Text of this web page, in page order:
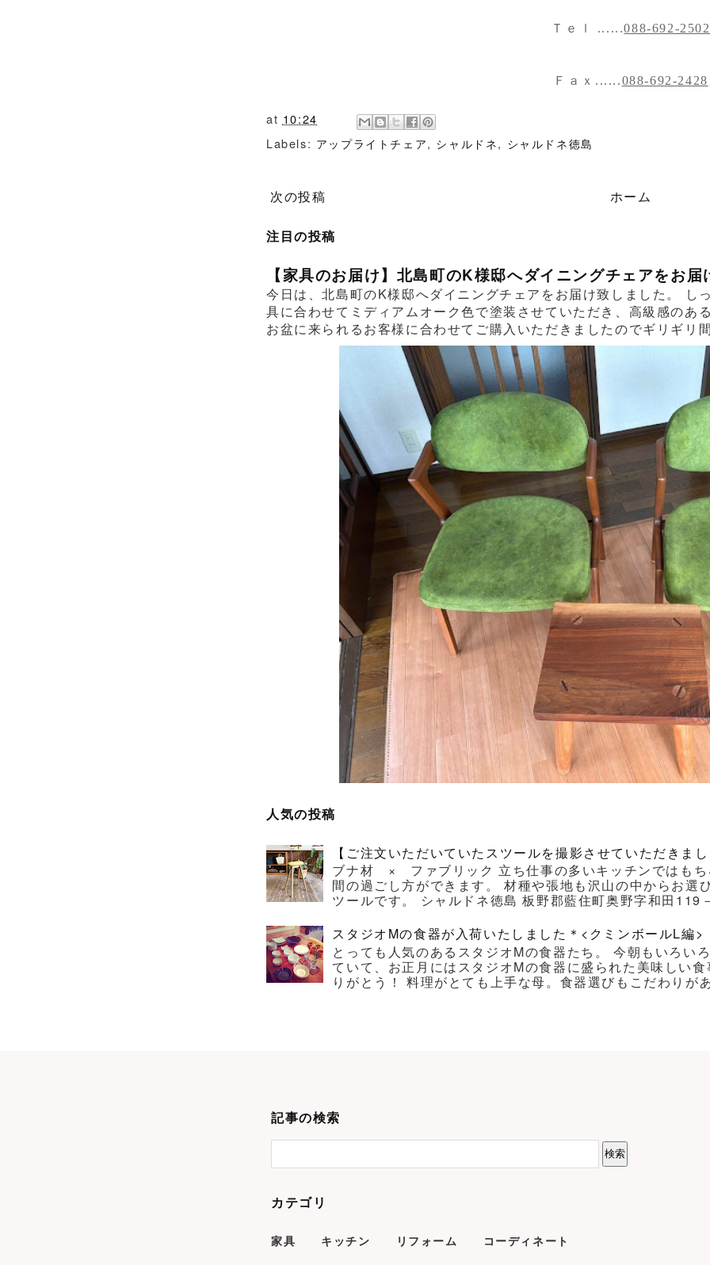
Ｔｅｌ ......088-692-2502
Ｆａｘ......088-692-2428
at 10:24
Labels: アップライトチェア, シャルドネ, シャルドネ徳島
次の投稿 ホーム
注目の投稿
【家具のお届け】北島町のK様邸へダイニングチェアをお
今日は、北島町のK様邸へダイニングチェアをお届け致しました。 し
具に合わせてミディアムオーク色で塗装させていただき、高級感のあ
お盆に来られるお客様に合わせてご購入いただきましたのでギリギリ
人気の投稿
【ご注文いただいていたスツールを撮影させていただきま
ブナ材 × ファブリック 立ち仕事の多いキッチンではもち
間の過ごし方ができます。 材種や張地も沢山の中からお選
ツールです。 シャルドネ徳島 板野郡藍住町奥野字和田
スタジオMの食器が入荷いたしました＊<クミンボールL編>
とっても人気のあるスタジオMの食器たち。 今朝もいろい
ていて、お正月にはスタジオMの食器に盛られた美味しい
りがとう！ 料理がとても上手な母。食器選びもこだわりが
記事の検索
カテゴリ
家具 キッチン リフォーム コーディネート